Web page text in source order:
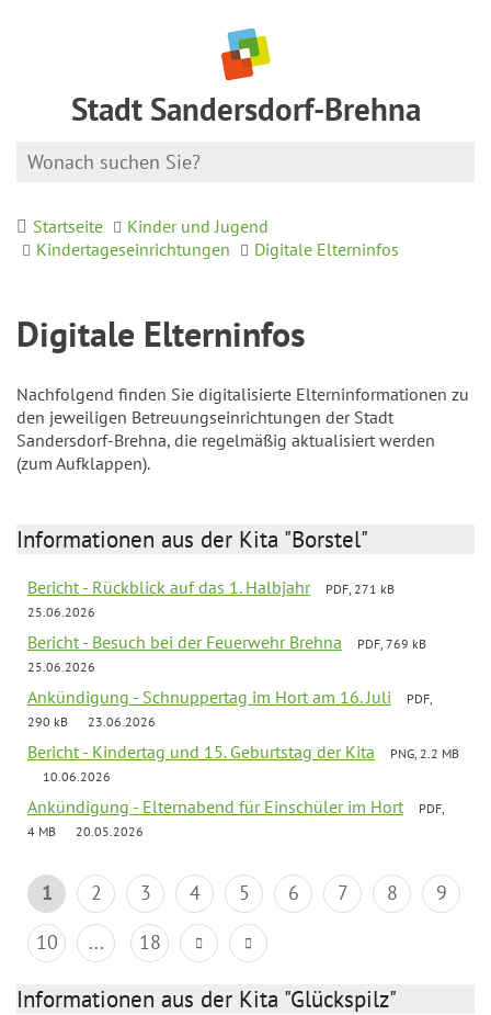
Stadt Sandersdorf-Brehna
Startseite
Kinder und Jugend
Kindertageseinrichtungen
Digitale Elterninfos
Digitale Elterninfos
Nachfolgend finden Sie digitalisierte Elterninformationen zu
den jeweiligen Betreuungseinrichtungen der Stadt
Sandersdorf-Brehna, die regelmäßig aktualisiert werden
(zum Aufklappen).
Informationen aus der Kita "Borstel"
Bericht - Rückblick auf das 1. Halbjahr
PDF, 271 kB
25.06.2026
Bericht - Besuch bei der Feuerwehr Brehna
PDF, 769 kB
25.06.2026
Ankündigung - Schnuppertag im Hort am 16. Juli
PDF,
290 kB
23.06.2026
Bericht - Kindertag und 15. Geburtstag der Kita
PNG, 2.2 MB
10.06.2026
Ankündigung - Elternabend für Einschüler im Hort
PDF,
4 MB
20.05.2026
1 2 3 4 5 6 7 8
9
10
... 18
Informationen aus der Kita "Glückspilz"